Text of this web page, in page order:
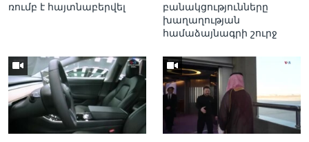
ռումբ է հայտնաբերվել
բանակցությունները
խաղաղության
համաձայնագրի շուրջ